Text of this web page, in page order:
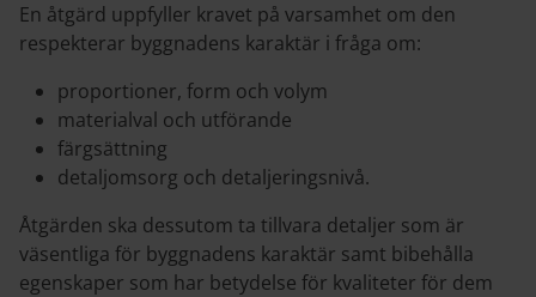
En åtgärd uppfyller kravet på varsamhet om den
respekterar byggnadens karaktär i fråga om:
proportioner, form och volym
materialval och utförande
färgsättning
detaljomsorg och detaljeringsnivå.
Åtgärden ska dessutom ta tillvara detaljer som är
väsentliga för byggnadens karaktär samt bibehålla
egenskaper som har betydelse för kvaliteter för dem